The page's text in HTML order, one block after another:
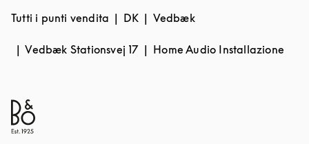
Tutti i punti vendita DK Vedbæk
Vedbæk Stationsvej 17 Home Audio Installazione